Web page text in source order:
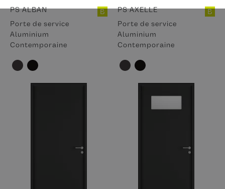
PS ALBAN
Porte de service
Aluminium
Contemporaine
B
PS AXELLE
Porte de service
Aluminium
Contemporaine
B